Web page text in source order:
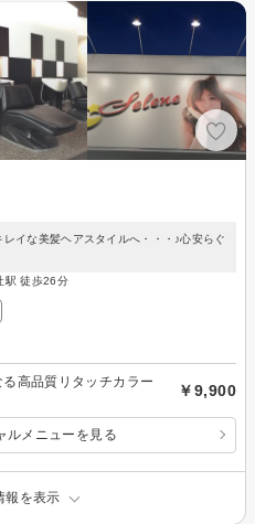
イな美髪ヘアスタイルへ・・・♪心安らぐ
駅 徒歩26分
る高品質リタッチカラー
￥9,900
ルメニューを見る
報を表示